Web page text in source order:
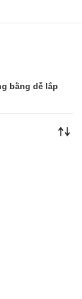
bằng dễ lắp